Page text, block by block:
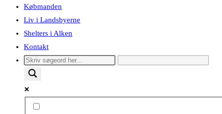
Købmanden
Liv i Landsbyerne
Shelters i Alken
Kontakt